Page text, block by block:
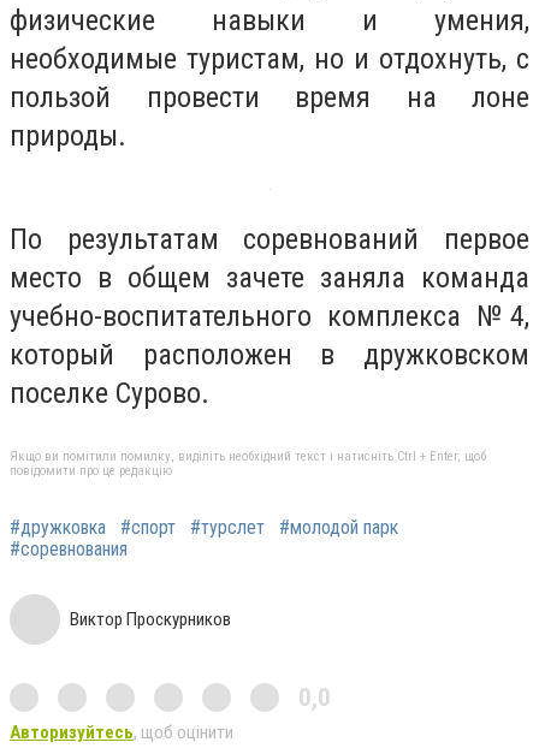
физические навыки и умения,
необходимые туристам, но и отдохнуть, с
пользой провести время на лоне
природы.
По результатам соревнований первое
место в общем зачете заняла команда
учебно-воспитательного комплекса №4,
который расположен в дружковском
поселке Сурово.
Якщо ви помітили помилку, виділіть необхідний текст і натисніть Ctrl + Enter, щоб
повідомити про це редакцію
#дружковка #спорт #турслет
#молодой парк
#соревнования
Виктор Проскурников
0,0
Авторизуйтесь, щоб оцінити